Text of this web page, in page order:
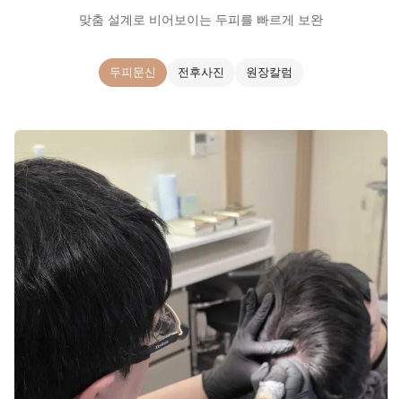
맞춤 설계로 비어보이는 두피를 빠르게 보완
두피문신 전후사진 원장칼럼